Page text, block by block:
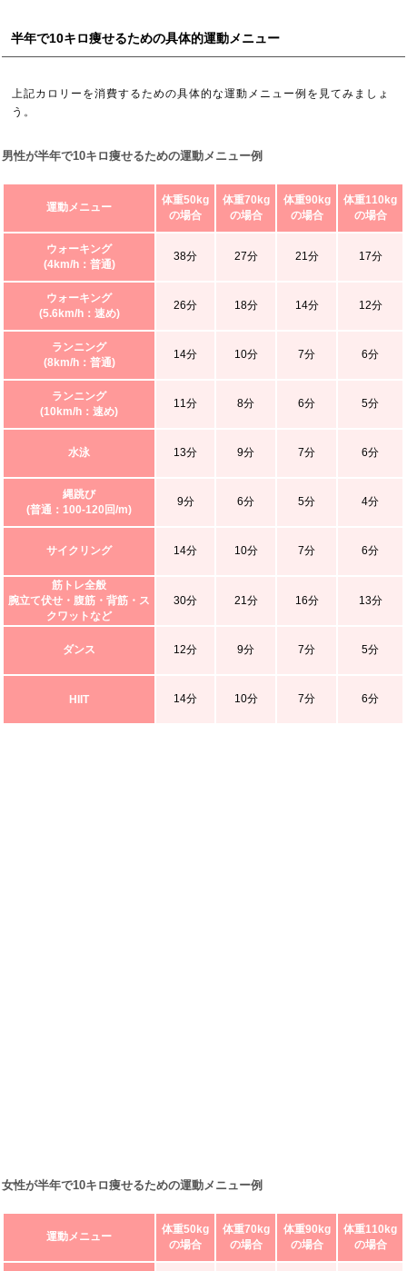
半年で10キロ痩せるための具体的運動メニュー
上記カロリーを消費するための具体的な運動メニュー例を見てみましょ
う。
男性が半年で10キロ痩せるための運動メニュー例
運動メニュー
体重50kg
の場合
体重70kg
の場合
体重90kg
の場合
体重110kg
の場合
ウォーキング
(4km/h：普通)
38分 27分 21分 17分
ウォーキング
(5.6km/h：速め)
26分 18分 14分 12分
ランニング
(8km/h：普通)
14分 10分 7分 6分
ランニング
(10km/h：速め)
11分 8分 6分 5分
水泳 13分 9分 7分 6分
縄跳び
(普通：100-120回/m)
9分 6分 5分 4分
サイクリング 14分 10分 7分 6分
筋トレ全般
腕立て伏せ・腹筋・背筋・ス
クワットなど
30分 21分 16分 13分
ダンス 12分 9分 7分 5分
HIIT 14分 10分 7分 6分
女性が半年で10キロ痩せるための運動メニュー例
運動メニュー
体重50kg
の場合
体重70kg
の場合
体重90kg
の場合
体重110kg
の場合